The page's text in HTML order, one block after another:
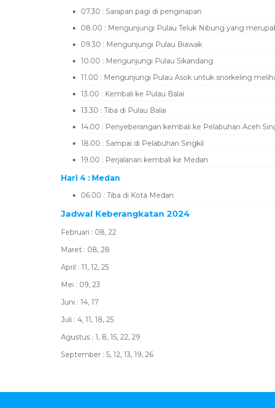
07.30 : Sarapan pagi di penginapan
08.00 : Mengunjungi Pulau Teluk Nibung yang
09.30 : Mengunjungi Pulau Biawak
10.00 : Mengunjungi Pulau Sikandang
11.00 : Mengunjungi Pulau Asok untuk snorkeling
13.00 : Kembali ke Pulau Balai
13.30 : Tiba di Pulau Balai
14.00 : Penyeberangan kembali ke Pelabuhan Aceh
18.00 : Sampai di Pelabuhan Singkil
19.00 : Perjalanan kembali ke Medan
Hari 4 : Medan
06.00 : Tiba di Kota Medan
Jadwal Keberangkatan 2024
Februari : 08, 22
Maret : 08, 28
April : 11, 12, 25
Mei : 09, 23
Juni : 14, 17
Juli : 4, 11, 18, 25
Agustus : 1, 8, 15, 22, 29
September : 5, 12, 13, 19, 26